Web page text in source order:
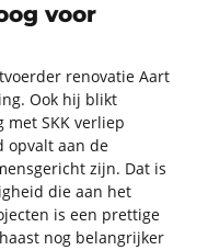
voor
re­no­va­tie Aart
Ook hij blikt
met SKK ver­liep
op­valt aan de
zijn. Dat is
die aan het
is een pret­ti­ge
nog be­lang­rij­ker